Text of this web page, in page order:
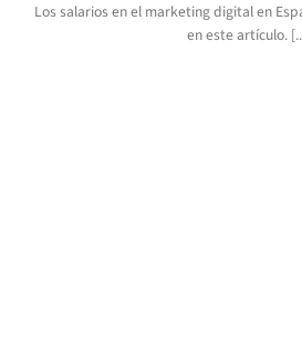
Los salarios en el marketing digital en
en este artículo.